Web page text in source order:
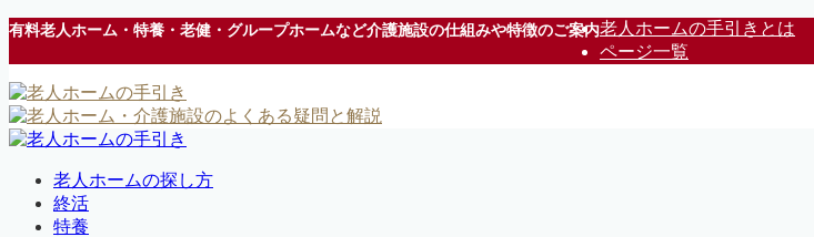
有料老人ホーム・特養・老健・グループホームなど介護施設の仕組みや特徴のご案内老人ホームの手引きとは
ページ一覧
老人ホームの探し方
終活
特養